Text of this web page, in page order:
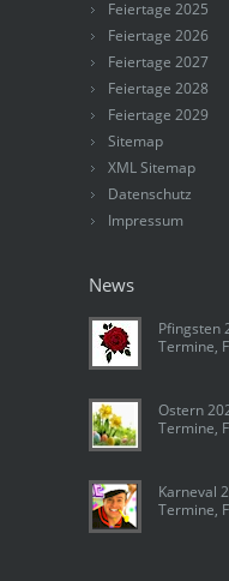
Feiertage 2025
Feiertage 2026
Feiertage 2027
Feiertage 2028
Feiertage 2029
Sitemap
XML Sitemap
Datenschutz
Impressum
News
Pfingsten
Termine,
Ostern
Termine,
Karneval
Termine,